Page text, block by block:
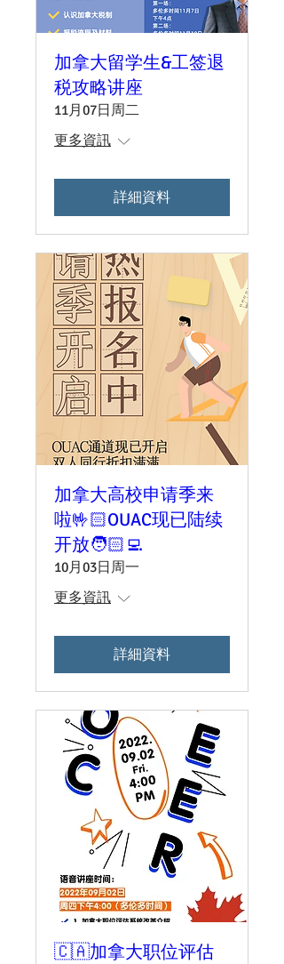
加拿大留学生&工签退
税攻略讲座
11月07日周二
更多資訊
詳細資料
加拿大高校申请季来
啦🤟🏻OUAC现已陆续
开放🧑🏻‍💻
10月03日周一
更多資訊
詳細資料
🇨🇦加拿大职位评估